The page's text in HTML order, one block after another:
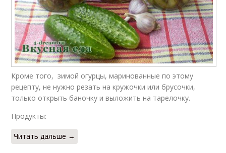
Кроме того, зимой огурцы, маринованные по этому
рецепту, не нужно резать на кружочки или брусочки,
только открыть баночку и выложить на тарелочку.
Продукты:
Читать дальше →